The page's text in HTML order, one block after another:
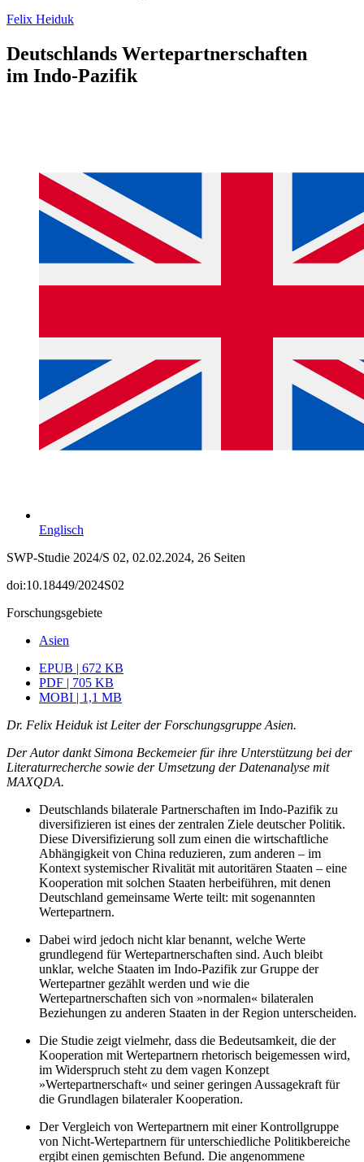
Felix Heiduk
Deutschlands Wertepartnerschaften
im Indo‑Pazifik
Englisch
SWP-Studie 2024/S 02, 02.02.2024, 26 Seiten
doi:10.18449/2024S02
Forschungsgebiete
Asien
EPUB | 672 KB
PDF | 705 KB
MOBI | 1,1 MB
Dr. Felix Heiduk ist Leiter der Forschungsgruppe Asien.
Der Autor dankt Simona Beckemeier für ihre Unterstützung bei der
Literaturrecherche sowie der Umsetzung der Daten­analyse mit
MAXQDA.
Deutschlands bilaterale Partnerschaften im Indo-Pazifik zu
diversifizieren ist eines der zentralen Ziele deutscher Politik.
Diese Diversifizierung soll zum einen die wirtschaftliche
Abhängigkeit von China reduzieren, zum anderen – im
Kontext systemischer Rivalität mit autoritären Staaten – eine
Kooperation mit solchen Staaten herbeiführen, mit denen
Deutschland gemeinsame Werte teilt: mit sogenannten
Wertepartnern.
Dabei wird jedoch nicht klar benannt, welche Werte
grundlegend für Werte­partnerschaften sind. Auch bleibt
unklar, welche Staaten im Indo-Pazifik zur Gruppe der
Wertepartner gezählt werden und wie die
Wertepartnerschaften sich von »normalen« bilateralen
Beziehungen zu anderen Staaten in der Region unterscheiden.
Die Studie zeigt vielmehr, dass die Bedeutsamkeit, die der
Kooperation mit Wertepartnern rhetorisch beigemessen wird,
im Widerspruch steht zu dem vagen Konzept
»Wertepartnerschaft« und seiner geringen Aussage­kraft für
die Grundlagen bilateraler Kooperation.
Der Vergleich von Wertepartnern mit einer Kontrollgruppe
von Nicht-Wertepartnern für unterschiedliche Politikbereiche
ergibt einen gemischten Befund. Die angenommene